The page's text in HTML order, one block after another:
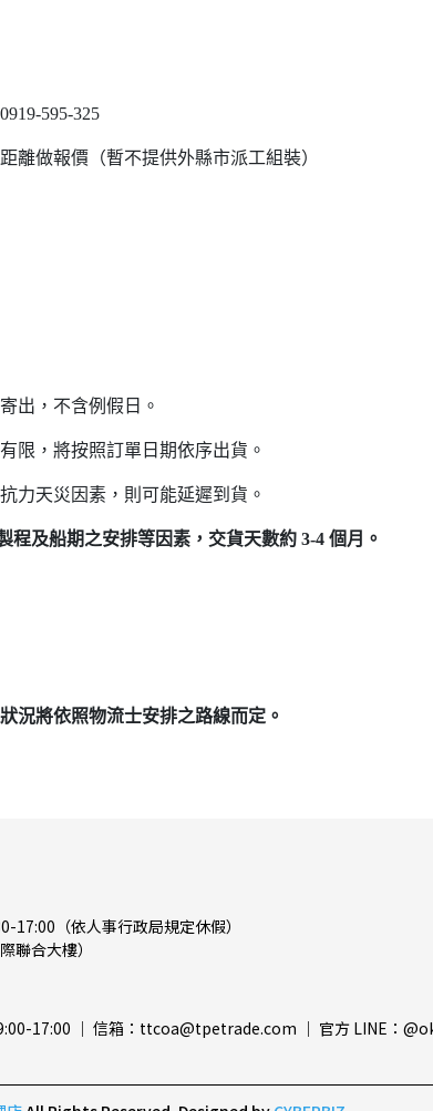
595-325
離做報價（暫不提供外縣市派工組裝）
出，不含例假日。
限，將按照訂單日期依序出貨。
力天災因素，則可能延遲到貨。
及船期之安排等因素，交貨天數約 3-4 個月。
況將依照物流士安排之路線而定。
17:00（依人事行政局規定休假）
聯合大樓）
17:00 ｜ 信箱：ttcoa@tpetrade.com ｜ 官方 LINE：